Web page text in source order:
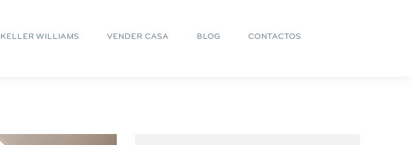
KELLER WILLIAMS VENDER CASA BLOG CONTACTOS